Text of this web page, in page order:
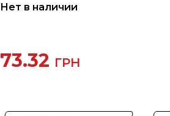
Нет в наличии
73.32 ГРН